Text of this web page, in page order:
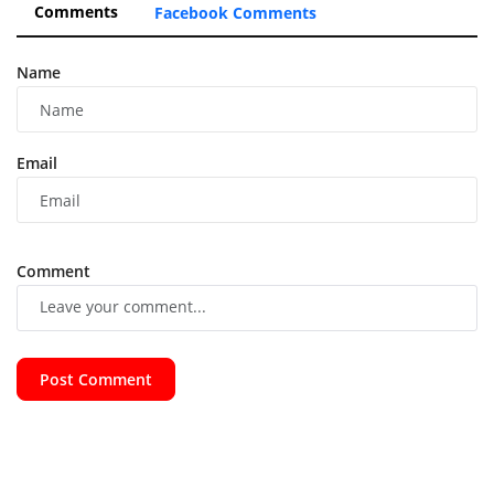
Comments Facebook Comments
Name
Email
Comment
Post Comment